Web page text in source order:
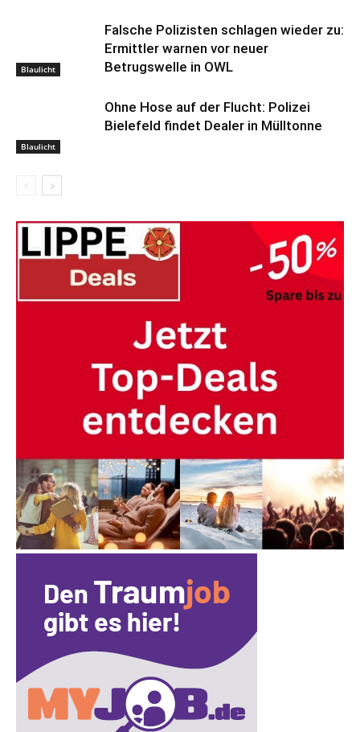
Blaulicht
Falsche Polizisten schlagen wieder zu:
Ermittler warnen vor neuer
Betrugswelle in OWL
Blaulicht
Ohne Hose auf der Flucht: Polizei
Bielefeld findet Dealer in Mülltonne